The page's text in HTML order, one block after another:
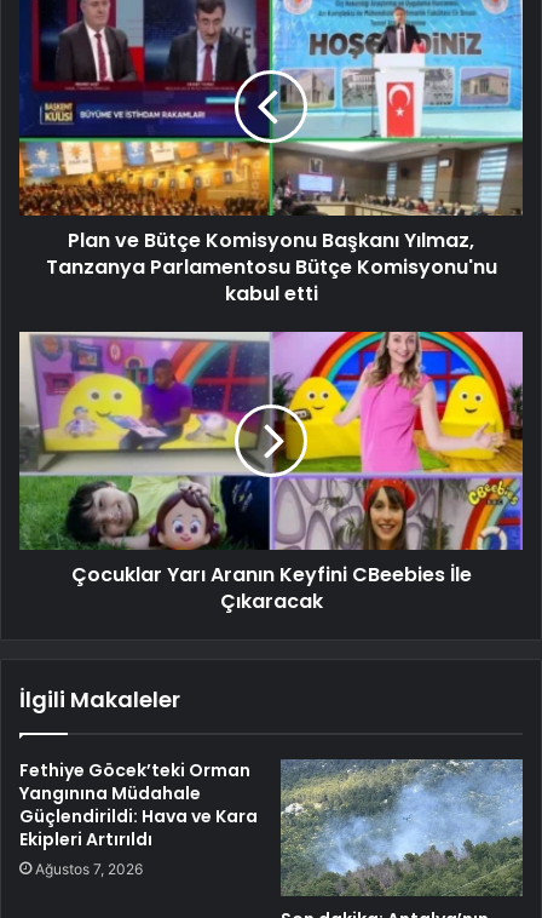
Plan ve Bütçe Komisyonu Başkanı Yılmaz,
Tanzanya Parlamentosu Bütçe Komisyonu'nu
kabul etti
Çocuklar Yarı Aranın Keyfini CBeebies İle
Çıkaracak
İlgili Makaleler
Fethiye Göcek’teki Orman
Yangınına Müdahale
Güçlendirildi: Hava ve Kara
Ekipleri Artırıldı
Ağustos 7, 2026